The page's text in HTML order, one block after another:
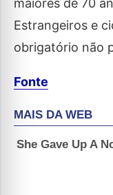
maiores de 70
Estrangeiros e
obrigatório não
Fonte